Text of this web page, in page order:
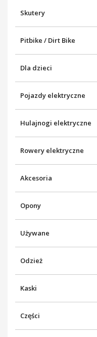
Skutery
Pitbike / Dirt Bike
Dla dzieci
Pojazdy elektryczne
Hulajnogi elektryczne
Rowery elektryczne
Akcesoria
Opony
Używane
Odzież
Kaski
Części